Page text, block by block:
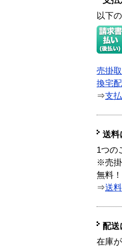
以下
売掛
換宅
⇒支
送料
1つの
※売掛
無料！
⇒送
配送
在庫